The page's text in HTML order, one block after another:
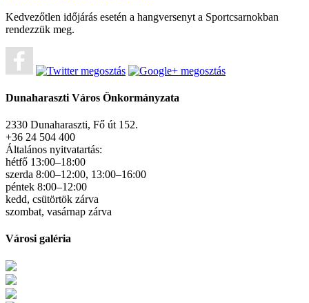
Kedvezőtlen időjárás esetén a hangversenyt a Sportcsarnokban
rendezzük meg.
Dunaharaszti Város Önkormányzata
2330 Dunaharaszti, Fő út 152.
+36 24 504 400
Általános nyitvatartás:
hétfő 13:00–18:00
szerda 8:00–12:00, 13:00–16:00
péntek 8:00–12:00
kedd, csütörtök zárva
szombat, vasárnap zárva
Városi galéria